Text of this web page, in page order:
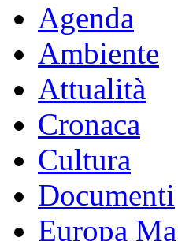
Agenda
Ambiente
Attualità
Cronaca
Cultura
Documenti
Europa